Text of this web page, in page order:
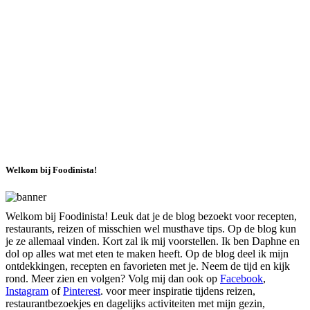
Welkom bij Foodinista!
Welkom bij Foodinista! Leuk dat je de blog bezoekt voor recepten,
restaurants, reizen of misschien wel musthave tips. Op de blog kun
je ze allemaal vinden. Kort zal ik mij voorstellen. Ik ben Daphne en
dol op alles wat met eten te maken heeft. Op de blog deel ik mijn
ontdekkingen, recepten en favorieten met je. Neem de tijd en kijk
rond. Meer zien en volgen? Volg mij dan ook op Facebook,
Instagram ofPinterest. voor meer inspiratie tijdens reizen,
restaurantbezoekjes en dagelijks activiteiten met mijn gezin,